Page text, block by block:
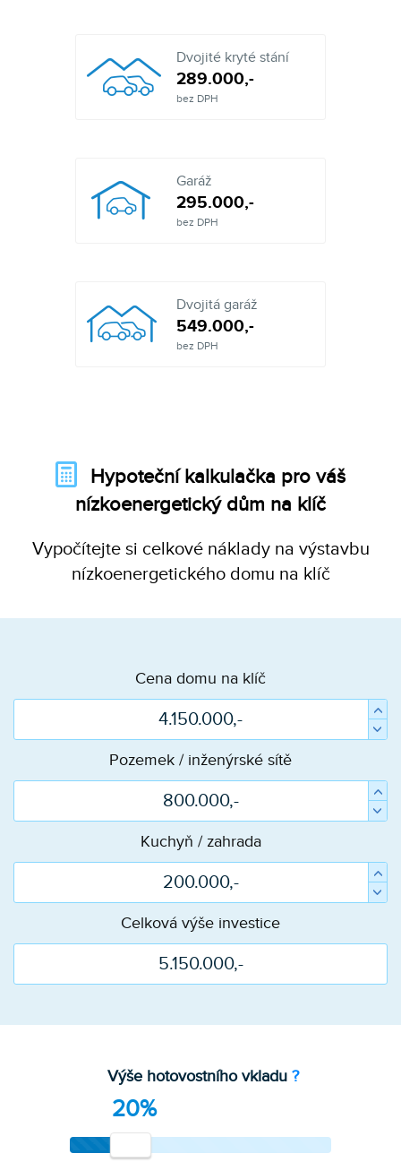
Dvojité kryté stání
289.000,-
bez DPH
Garáž
295.000,-
bez DPH
Dvojitá garáž
549.000,-
bez DPH
Hypoteční kalkulačka pro váš
nízkoenergetický dům na klíč
Vypočítejte si celkové náklady na výstavbu
nízkoenergetického domu na klíč
Cena domu na klíč
Pozemek / inženýrské sítě
Kuchyň / zahrada
Celková výše investice
Výše hotovostního vkladu ?
20%